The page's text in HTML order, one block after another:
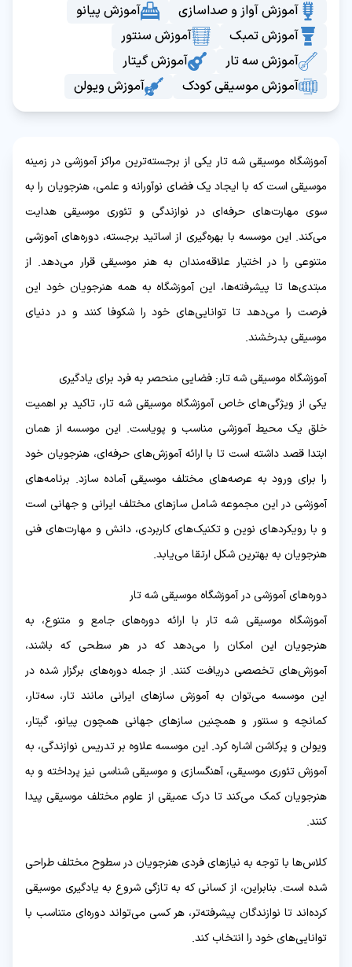
آموزش آواز و صداسازی
آموزش پیانو
آموزش تمبک
آموزش سنتور
آموزش سه تار
آموزش گیتار
آموزش موسیقی کودک
آموزش ویولن
آموزشگاه موسیقی شه تار یکی از برجسته‌ترین مراکز آموزشی در زمینه
موسیقی است که با ایجاد یک فضای نوآورانه و علمی، هنرجویان را به
سوی مهارت‌های حرفه‌ای در نوازندگی و تئوری موسیقی هدایت
می‌کند. این موسسه با بهره‌گیری از اساتید برجسته، دوره‌های آموزشی
متنوعی را در اختیار علاقه‌مندان به هنر موسیقی قرار می‌دهد. از
مبتدی‌ها تا پیشرفته‌ها، این آموزشگاه به همه هنرجویان خود این
فرصت را می‌دهد تا توانایی‌های خود را شکوفا کنند و در دنیای
موسیقی بدرخشند.
آموزشگاه موسیقی شه تار: فضایی منحصر به فرد برای یادگیری
یکی از ویژگی‌های خاص آموزشگاه موسیقی شه تار، تاکید بر اهمیت
خلق یک محیط آموزشی مناسب و پویاست. این موسسه از همان
ابتدا قصد داشته است تا با ارائه آموزش‌های حرفه‌ای، هنرجویان خود
را برای ورود به عرصه‌های مختلف موسیقی آماده سازد. برنامه‌های
آموزشی در این مجموعه شامل سازهای مختلف ایرانی و جهانی است
و با رویکردهای نوین و تکنیک‌های کاربردی، دانش و مهارت‌های فنی
هنرجویان به بهترین شکل ارتقا می‌یابد.
دوره‌های آموزشی در آموزشگاه موسیقی شه تار
آموزشگاه موسیقی شه تار با ارائه دوره‌های جامع و متنوع، به
هنرجویان این امکان را می‌دهد که در هر سطحی که باشند،
آموزش‌های تخصصی دریافت کنند. از جمله دوره‌های برگزار شده در
این موسسه می‌توان به آموزش سازهای ایرانی مانند تار، سه‌تار،
کمانچه و سنتور و همچنین سازهای جهانی همچون پیانو، گیتار،
ویولن و پرکاشن اشاره کرد. این موسسه علاوه بر تدریس نوازندگی، به
آموزش تئوری موسیقی، آهنگسازی و موسیقی شناسی نیز پرداخته و به
هنرجویان کمک می‌کند تا درک عمیقی از علوم مختلف موسیقی پیدا
کنند.
کلاس‌ها با توجه به نیازهای فردی هنرجویان در سطوح مختلف طراحی
شده است. بنابراین، از کسانی که به تازگی شروع به یادگیری موسیقی
کرده‌اند تا نوازندگان پیشرفته‌تر، هر کسی می‌تواند دوره‌ای متناسب با
توانایی‌های خود را انتخاب کند.